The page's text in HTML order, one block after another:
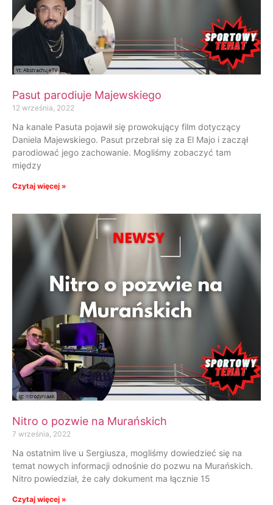
Pasut parodiuje Majewskiego
12 września, 2022
Na kanale Pasuta pojawił się prowokujący film dotyczący
Daniela Majewskiego. Pasut przebrał się za El Majo i zaczął
parodiować jego zachowanie. Mogliśmy zobaczyć tam
między
Czytaj więcej »
Nitro o pozwie na Murańskich
7 września, 2022
Na ostatnim live u Sergiusza, mogliśmy dowiedzieć się na
temat nowych informacji odnośnie do pozwu na Murańskich.
Nitro powiedział, że cały dokument ma łącznie 15
Czytaj więcej »